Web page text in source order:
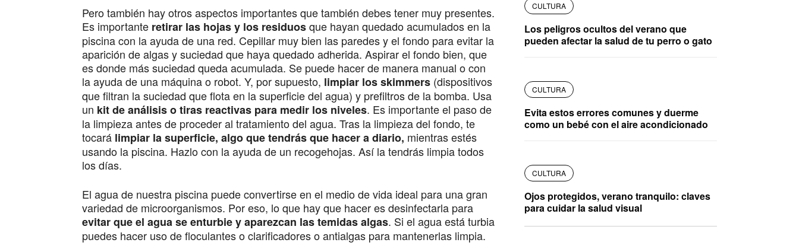
Pero también hay otros aspectos importantes que también debes tener muy presentes.
Es importante retirar las hojas y los residuosque hayan quedado acumulados en la
piscina con la ayuda de una red. Cepillar muy bien las paredes y el fondo para evitar la
aparición de algas y suciedad que haya quedado adherida. Aspirar el fondo bien, que
es donde más suciedad queda acumulada. Se puede hacer de manera manual o con
la ayuda de una máquina o robot. Y, por supuesto, limpiar los skimmers (dispositivos
que filtran la suciedad que flota en la superficie del agua) y prefiltros de la bomba. Usa
un kit de análisis o tiras reactivas para medir los niveles. Es importante el paso de
la limpieza antes de proceder al tratamiento del agua. Tras la limpieza del fondo, te
tocará limpiar la superficie, algo que tendrás que hacer a diario, mientras estés
usando la piscina. Hazlo con la ayuda de un recogehojas. Así la tendrás limpia todos
los días.
El agua de nuestra piscina puede convertirse en el medio de vida ideal para una gran
variedad de microorganismos. Por eso, lo que hay que hacer es desinfectarla para
evitar que el agua se enturbie y aparezcan las temidas algas. Si el agua está turbia
puedes hacer uso de floculantes o clarificadores o antialgas para mantenerlas limpia.
CULTURA
Los peligros ocultos del verano que
pueden afectar la salud de tu perro o gato
CULTURA
Evita estos errores comunes y duerme
como un bebé con el aire acondicionado
CULTURA
Ojos protegidos, verano tranquilo: claves
para cuidar la salud visual